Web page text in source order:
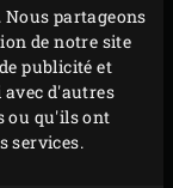
partageons
de notre site
publicité et
d'autres
ou qu'ils ont
services.
les fraises en
pizzas de la
petites